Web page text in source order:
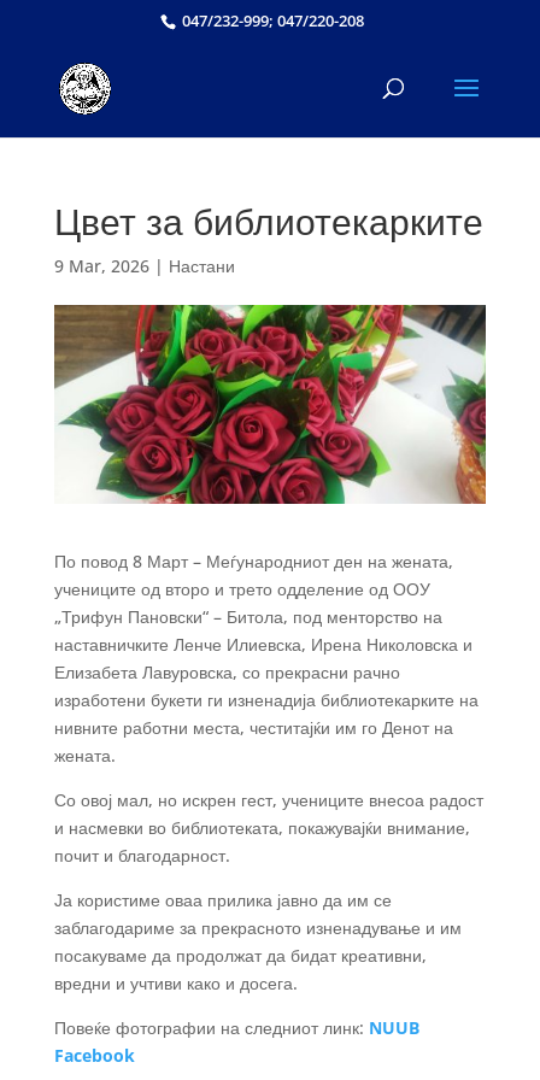
047/232-999; 047/220-208
Цвет за библиотекарките
9 Mar, 2026| Настани
По повод 8 Март – Меѓународниот ден на жената,
учениците од второ и трето одделение од ООУ
„Трифун Пановски“ – Битола, под менторство на
наставничките Ленче Илиевска, Ирена Николовска и
Елизабета Лавуровска, со прекрасни рачно
изработени букети ги изненадија библиотекарките на
нивните работни места, честитајќи им го Денот на
жената.
Со овој мал, но искрен гест, учениците внесоа радост
и насмевки во библиотеката, покажувајќи внимание,
почит и благодарност.
Ја користиме оваа прилика јавно да им се
заблагодариме за прекрасното изненадување и им
посакуваме да продолжат да бидат креативни,
вредни и учтиви како и досега.
Повеќе фотографии на следниот линк: NUUB
Facebook